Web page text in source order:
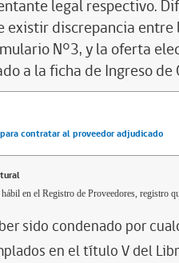
legal respectivo.
existir discrepancia
N°3, y la oferta
a la ficha de Ingreso
contratar al proveedor adjudicado
en el Registro de Proveedores, registro
sido condenado por
en el título V del